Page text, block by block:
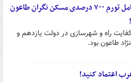
وقتی عامل تورم ۷۰۰ درصدی مسکن نگران طاعون
راه و شهرسازی در دولت یازدهم و
طاعون بود.
اعتماد کنید!